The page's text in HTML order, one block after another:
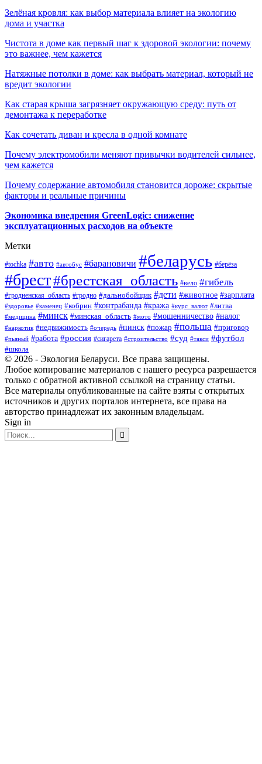
Зелёная кровля: как выбор материала влияет на экологию
дома и участка
Чистота в доме как первый шаг к здоровой экологии: почему
это важнее, чем кажется
Натяжные потолки в доме: как выбрать материал, который не
вредит экологии
Как старая крыша загрязняет окружающую среду: путь от
демонтажа к переработке
Как сочетать диван и кресла в одной комнате
Почему электромобили меняют привычки водителей сильнее,
чем кажется
Почему содержание автомобиля становится дороже: скрытые
факторы и реальные причины
Экономика внедрения GreenLogic: снижение
эксплуатационных расходов на объекте
Метки
#tochka #авто #автобус #барановичи #беларусь #берёза
#брест#брестская_область #вело #гибель
#гродненская_область #гродно #дальнобойщик #дети #животное #зарплата
#здоровье #каменец #кобрин #контрабанда #кража #курс_валют #литва
#медицина #минск #минская_область #мото #мошенничество #налог
#наркотик #недвижимость #очередь #пинск #пожар #польша #приговор
#пьяный #работа #россия #сигарета #строительство #суд #такси #футбол
#школа
© 2026 - Экология Беларуси. Все права защищены.
Любое копирование материалов с нашего ресурса разрешается
только с обратной активной ссылкой на страницу статьи.
Все материалы опубликованные на сайте взяты с открытых
источников и других порталов интернета, все права на
авторство принадлежат их законным владельцам.
Sign in